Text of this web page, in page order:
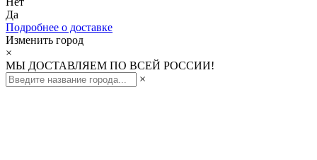
Да
Подробнее о доставке
Изменить город
×
МЫ ДОСТАВЛЯЕМ ПО ВСЕЙ РОССИИ!
×